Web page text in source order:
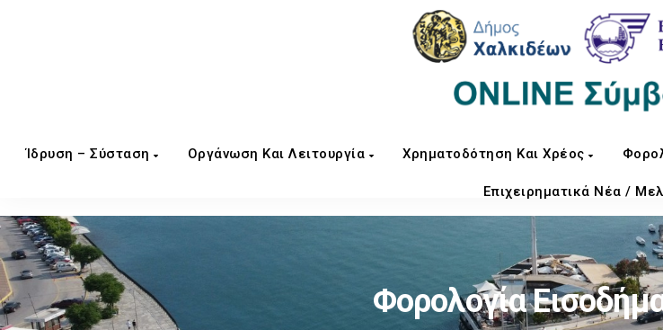
Ίδρυση – Σύσταση Οργάνωση Και Λειτουργία Χρηματοδότηση Και Χρέος
Επιχειρηματικά Νέα /
Φορολογία